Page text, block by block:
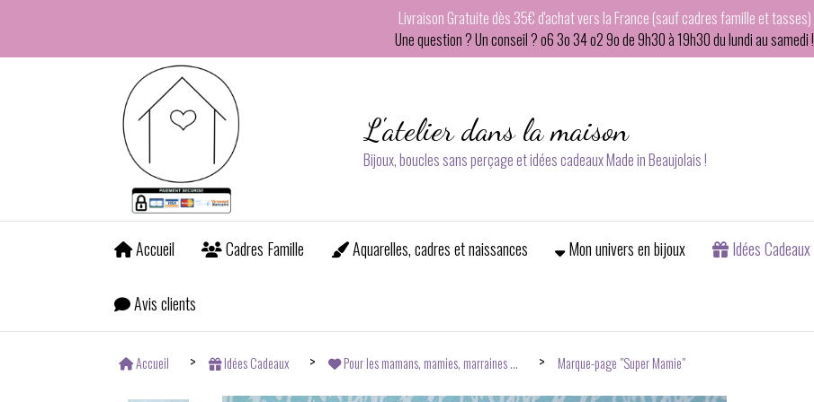
Livraison Gratuite dès 35€ d'achat vers la France (sauf cadres famille et tasses)
Une question ? Un conseil ? o6 3o 34 o2 9o de 9h30 à 19h30 du lundi au samedi !
L'atelier dans la maison
Bijoux, boucles sans perçage et idées cadeaux Made in Beaujolais !
Accueil Cadres Famille Aquarelles, cadres et naissances Mon univers en bijoux Idées Cadeaux
Avis clients
Accueil Idées Cadeaux Pour les mamans, mamies, marraines ... Marque-page "Super Mamie"